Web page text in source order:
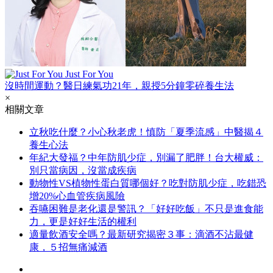
Just For You
沒時間運動？醫日練氣功21年，親授5分鐘零碎養生法
×
相關文章
立秋吃什麼？小心秋老虎！慎防「夏季流感」中醫揭４
養生心法
年紀大發福？中年防肌少症，別漏了肥胖！台大權威：
別只當病因，沒當成疾病
動物性VS植物性蛋白質哪個好？吃對防肌少症，吃錯恐
增20%心血管疾病風險
吞嚥困難是老化還是警訊？「好好吃飯」不只是進食能
力，更是好好生活的權利
適量飲酒安全嗎？最新研究揭密３事：滴酒不沾最健
康，５招無痛減酒